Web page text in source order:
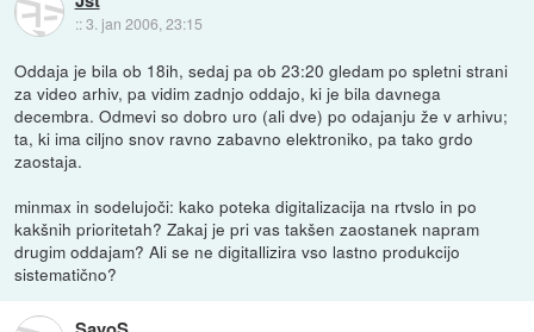
::3. jan 2006, 23:15
Oddaja je bila ob 18ih, sedaj pa ob 23:20 gledam po spletni strani
za video arhiv, pa vidim zadnjo oddajo, ki je bila davnega
decembra. Odmevi so dobro uro (ali dve) po odajanju že v arhivu;
ta, ki ima ciljno snov ravno zabavno elektroniko, pa tako grdo
zaostaja.
minmax in sodelujoči: kako poteka digitalizacija na rtvslo in po
kakšnih prioritetah? Zakaj je pri vas takšen zaostanek napram
drugim oddajam? Ali se ne digitallizira vso lastno produkcijo
sistematično?